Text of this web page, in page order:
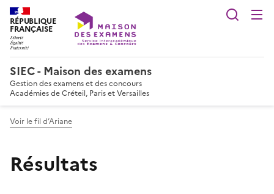
RÉPUBLIQUE
FRANÇAISE
SIEC - Maison des examens
Gestion des examens et des concours
Académies de Créteil, Paris et Versailles
Voir le fil d’Ariane
Résultats